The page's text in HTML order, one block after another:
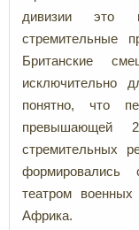
дивизии это
стремительные
Британские
исключительно
понятно, что
превышающей
стремительных
театром
Африка.